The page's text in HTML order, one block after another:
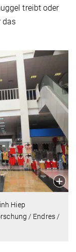
treibt oder
das
Hiep
/ Endres /